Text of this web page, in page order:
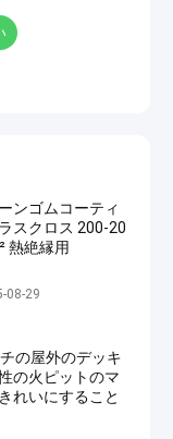
ンゴムコーティ
スクロス 200-20
熱絶縁用
生地
08-29
の屋外のデッキ
の火ピットのマ
れいにすること